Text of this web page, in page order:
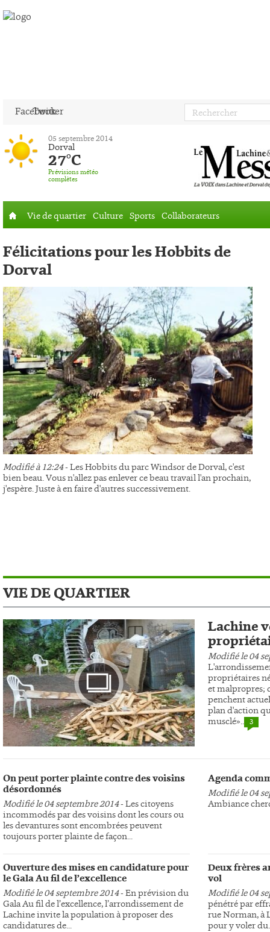
Facebook
Twitter
05 septembre 2014
Dorval
27°C
Prévisions météo
complètes
Vie de quartier Culture Sports Collaborateurs
Félicitations pour les Hobbits de
Dorval
Modifié à 12:24- Les Hobbits du parc Windsor de Dorval, c'est
bien beau. Vous n'allez pas enlever ce beau travail l'an prochain,
j'espère. Juste à en faire d'autres successivement.
VIE DE QUARTIER
Lachine
Modifié le 04
propriétaires
et malpropres;
penchent
plan d'action
musclé».. 3
Photo
On peut porter plainte contre des voisins
désordonnés
Modifié le 04 septembre 2014- Les citoyens
incommodés par des voisins dont les cours ou
les devantures sont encombrées peuvent
toujours porter plainte de façon...
Ouverture des mises en candidature pour
le Gala Au fil de l’excellence
Modifié le 04 septembre 2014- En prévision du
Gala Au fil de l’excellence, l’arrondissement de
Lachine invite la population à proposer des
candidatures de...
Agenda
Modifié le 04
Ambiance
Deux frères
vol
Modifié le 04
pénétré par
rue Norman, à
pour y voler